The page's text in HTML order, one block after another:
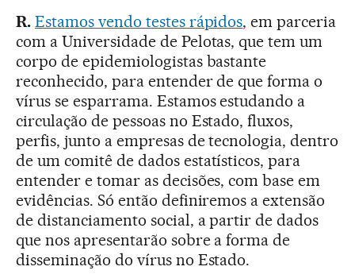
R. Estamos vendo testes rápidos, em parceria
com a Universidade de Pelotas, que tem um
corpo de epidemiologistas bastante
reconhecido, para entender de que forma o
vírus se esparrama. Estamos estudando a
circulação de pessoas no Estado, fluxos,
perfis, junto a empresas de tecnologia, dentro
de um comitê de dados estatísticos, para
entender e tomar as decisões, com base em
evidências. Só então definiremos a extensão
de distanciamento social, a partir de dados
que nos apresentarão sobre a forma de
disseminação do vírus no Estado.